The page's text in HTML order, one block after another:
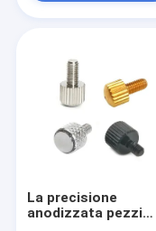
La precisione
anodizzata pezzi